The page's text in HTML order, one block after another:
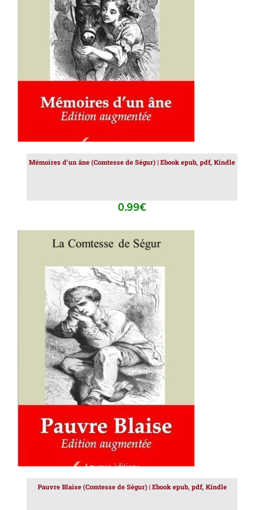
AJOUTER AU PANIER / DÉTAILS
Mémoires d’un âne (Comtesse de Ségur) | Ebook epub, pdf, Kindle
0.99€
AJOUTER AU PANIER / DÉTAILS
Pauvre Blaise (Comtesse de Ségur) | Ebook epub, pdf, Kindle